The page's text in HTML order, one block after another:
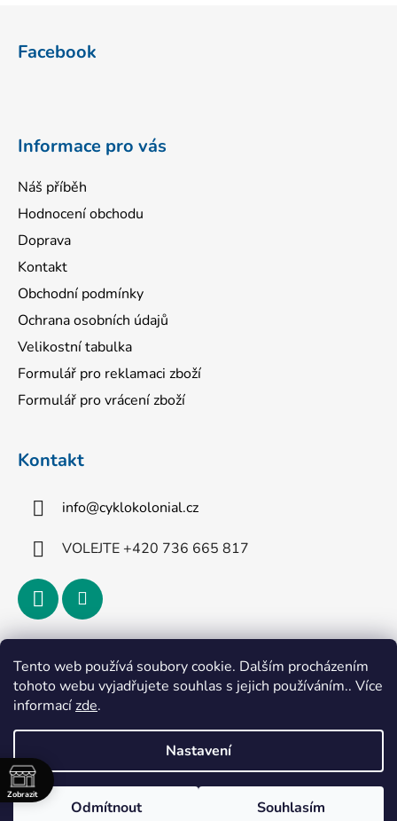
Tento web používá soubory cookie. Dalším procházením
tohoto webu vyjadřujete souhlas s jejich používáním.. Více
informacízde.
Nastavení
Odmítnout Souhlasím
Facebook
Informace pro vás
Náš příběh
Hodnocení obchodu
Doprava
Kontakt
Obchodní podmínky
Ochrana osobních údajů
Velikostní tabulka
Formulář pro reklamaci zboží
Formulář pro vrácení zboží
Kontakt
info@cyklokolonial.cz
VOLEJTE +420 736 665 817
Přijímáme online platby
Vytvořil Shoptet
Copyright 2026
. Všechna práva
Zobrazit